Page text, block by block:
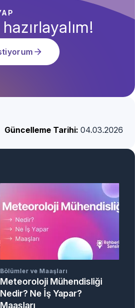
Güncelleme Tarihi: 04.03.2026
Bölümler ve Maaşları
Meteoroloji Mühendisliği
Nedir? Ne İş Yapar?
Maaşları